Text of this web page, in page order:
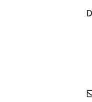
Se da la